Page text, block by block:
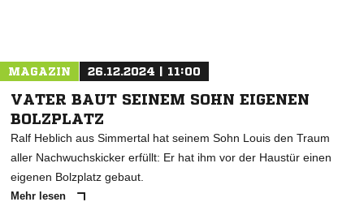
MAGAZIN 26.12.2024 | 11:00
VATER BAUT SEINEM SOHN EIGENEN
BOLZPLATZ
Ralf Heblich aus Simmertal hat seinem Sohn Louis den Traum
aller Nachwuchskicker erfüllt: Er hat ihm vor der Haustür einen
eigenen Bolzplatz gebaut.
Mehr lesen